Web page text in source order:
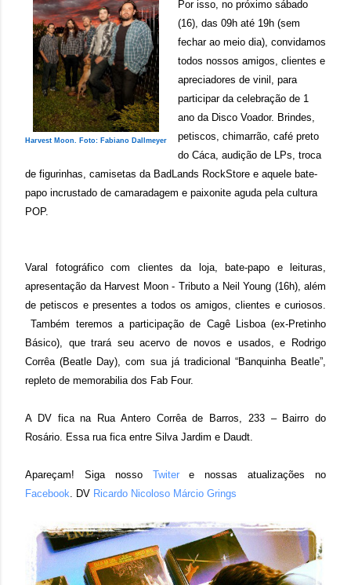
Harvest Moon. Foto: Fabiano Dallmeyer
Por isso, no próximo sábado
(16), das 09h até 19h (sem
fechar ao meio dia), convidamos
todos nossos amigos, clientes e
apreciadores de vinil, para
participar da celebração de 1
ano da Disco Voador. Brindes,
petiscos, chimarrão, café preto
do Cáca, audição de LPs, troca
de figurinhas, camisetas da BadLands RockStore e aquele bate-
papo incrustado de camaradagem e paixonite aguda pela cultura
POP.
Varal fotográfico com clientes da loja, bate-papo e leituras,
apresentação da Harvest Moon - Tributo a Neil Young (16h), além
de petiscos e presentes a todos os amigos, clientes e curiosos.
Também teremos a participação de Cagê Lisboa (ex-Pretinho
Básico), que trará seu acervo de novos e usados, e Rodrigo
Corrêa (Beatle Day), com sua já tradicional “Banquinha Beatle”,
repleto de memorabilia dos Fab Four.
A DV fica na Rua Antero Corrêa de Barros, 233 – Bairro do
Rosário. Essa rua fica entre Silva Jardim e Daudt.
Apareçam! Siga nosso Twitere nossas atualizações no
Facebook. DV Ricardo Nicoloso Márcio Grings